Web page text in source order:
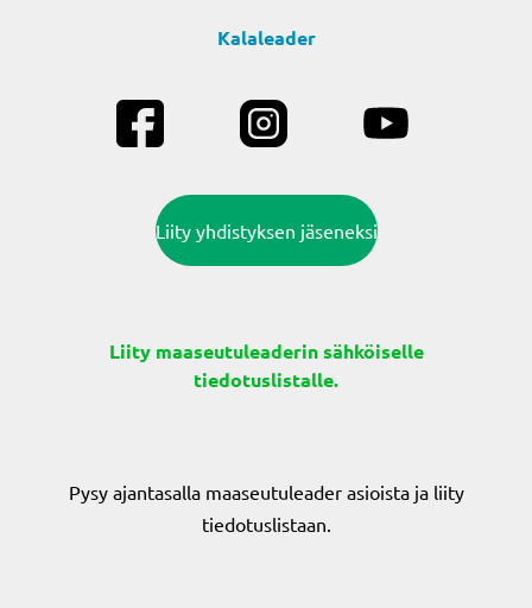
Kalaleader
Liity yhdistyksen jäseneksi
Liity maaseutuleaderin sähköiselle
tiedotuslistalle.
Pysy ajantasalla maaseutuleader asioista ja liity
tiedotuslistaan.